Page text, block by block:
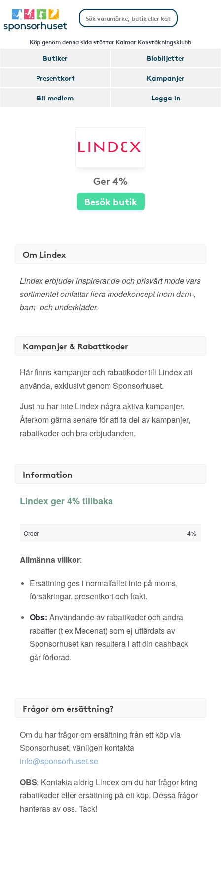
Köp genom denna sida stöttar Kalmar Konståkningsklubb
Butiker
Biobiljetter
Presentkort
Kampanjer
Bli medlem
Logga in
Ger 4%
Besök butik
Om Lindex
Lindex erbjuder inspirerande och prisvärt mode vars
sortimentet omfattar flera modekoncept inom dam-,
barn- och underkläder.
Kampanjer & Rabattkoder
Här finns kampanjer och rabattkoder till Lindex att
använda, exklusivt genom Sponsorhuset.
Just nu har inte Lindex några aktiva kampanjer.
Återkom gärna senare för att ta del av kampanjer,
rabattkoder och bra erbjudanden.
Information
Lindex ger 4% tillbaka
Order 4%
Allmänna villkor:
Ersättning ges i normalfallet inte på moms,
försäkringar, presentkort och frakt.
Obs: Användande av rabattkoder och andra
rabatter (t ex Mecenat) som ej utfärdats av
Sponsorhuset kan resultera i att din cashback
går förlorad.
Frågor om ersättning?
Om du har frågor om ersättning från ett köp via
Sponsorhuset, vänligen kontakta
info@sponsorhuset.se
OBS: Kontakta aldrig Lindex om du har frågor kring
rabattkoder eller ersättning på ett köp. Dessa frågor
hanteras av oss. Tack!